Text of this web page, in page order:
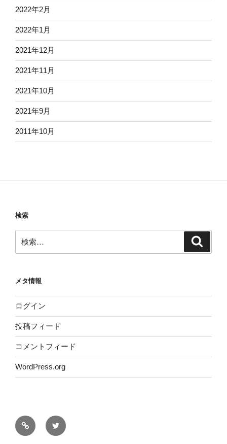
2022年2月
2022年1月
2021年12月
2021年11月
2021年10月
2021年9月
2011年10月
検索
索:
メタ情報
ログイン
投稿フィード
コメントフィード
WordPress.org
サ
イ
Twitter